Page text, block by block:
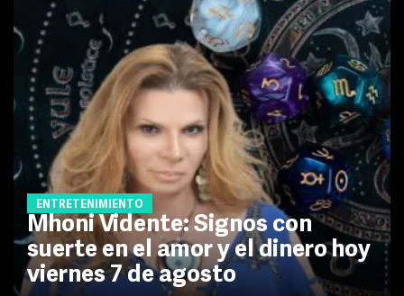
ENTRETENIMIENTO
Mhoni Vidente: Signos con
suerte en el amor y el dinero hoy
viernes 7 de agosto